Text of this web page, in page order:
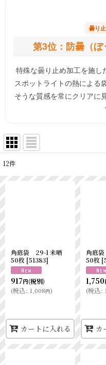
曇り
第3位：防曇（
特殊な曇り止め加工を施し
スポットライトの熱による
そうな質感を常にクリアに
12件
角底袋 29-1 未晒
50枚 [51383]
917円(税別)
(税込: 1,008円)
カートに入れる
角底
50枚 [
1,750
(税込:
カ